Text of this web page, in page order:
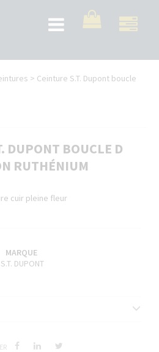
Toggle
navigation
> Ceinture S.T. Dupont boucle
DUPONT BOUCLE D
RUTHÉNIUM
cuir pleine fleur
MARQUE
S.T. DUPONT